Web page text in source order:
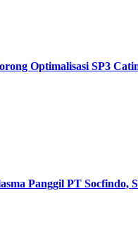
Optimalisasi SP3
Panggil PT Socfindo,